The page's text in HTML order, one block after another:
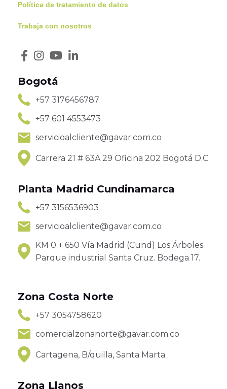
Política de tratamiento de datos
Trabaja con nosotros
Bogotá
+57 3176456787
+57 601 4553473
servicioalcliente@gavar.com.co
Carrera 21 # 63A 29 Oficina 202 Bogotá D.C
Planta Madrid Cundinamarca
+57 3156536903
servicioalcliente@gavar.com.co
KM 0 + 650 Vía Madrid (Cund) Los Árboles
Parque industrial Santa Cruz. Bodega 17.
Zona Costa Norte
+57 3054758620
comercialzonanorte@gavar.com.co
Cartagena, B/quilla, Santa Marta
Zona Llanos